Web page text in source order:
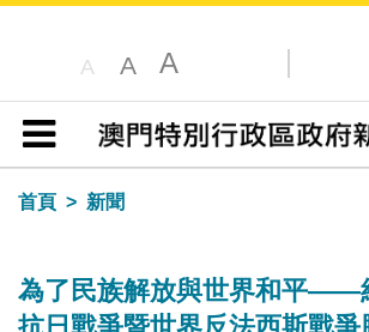
A A A
目錄
首頁
新聞
為了民族解放與世界和平——